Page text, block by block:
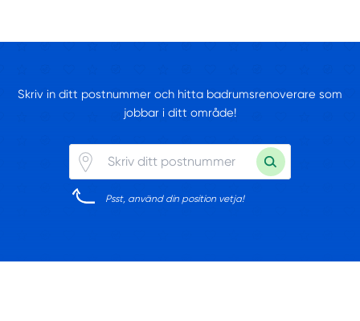
Skriv in ditt postnummer och hitta badrumsrenoverare som
jobbar i ditt område!
Psst, använd din position vetja!